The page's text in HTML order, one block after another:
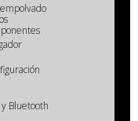
Bluetooth